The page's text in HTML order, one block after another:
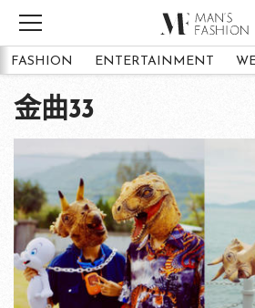
FASHION ENTERTAINMENT
金曲33